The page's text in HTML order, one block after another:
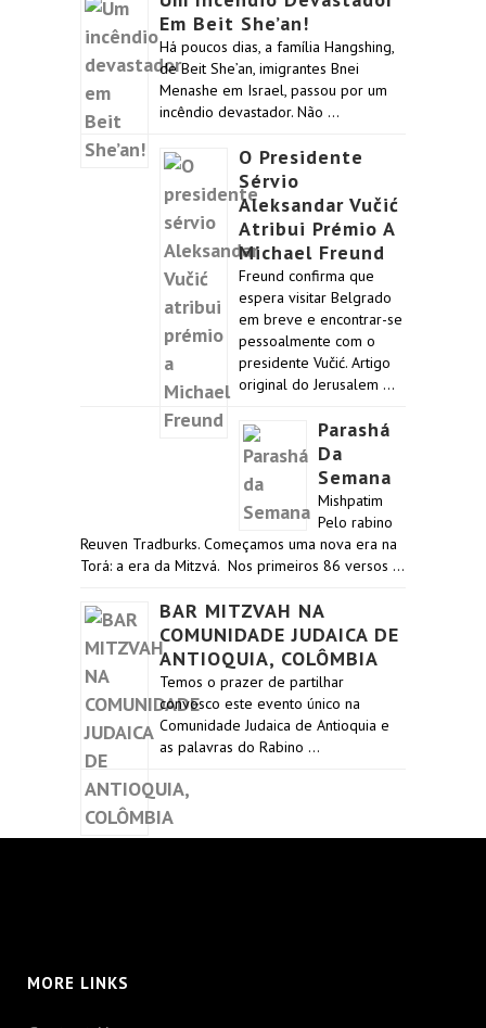
Em Beit She’an!
Há poucos dias, a família Hangshing,
de Beit She’an, imigrantes Bnei
Menashe em Israel, passou por um
incêndio devastador. Não …
O Presidente
Sérvio
Aleksandar Vučić
Atribui Prémio A
Michael Freund
Freund confirma que
espera visitar Belgrado
em breve e encontrar-se
pessoalmente com o
presidente Vučić. Artigo
original do Jerusalem …
Parashá
Da
Semana
Mishpatim
Pelo rabino
Reuven Tradburks. Começamos uma nova era na
Torá: a era da Mitzvá. Nos primeiros 86 versos …
BAR MITZVAH NA
COMUNIDADE JUDAICA DE
ANTIOQUIA, COLÔMBIA
Temos o prazer de partilhar
convosco este evento único na
Comunidade Judaica de Antioquia e
as palavras do Rabino …
MORE LINKS